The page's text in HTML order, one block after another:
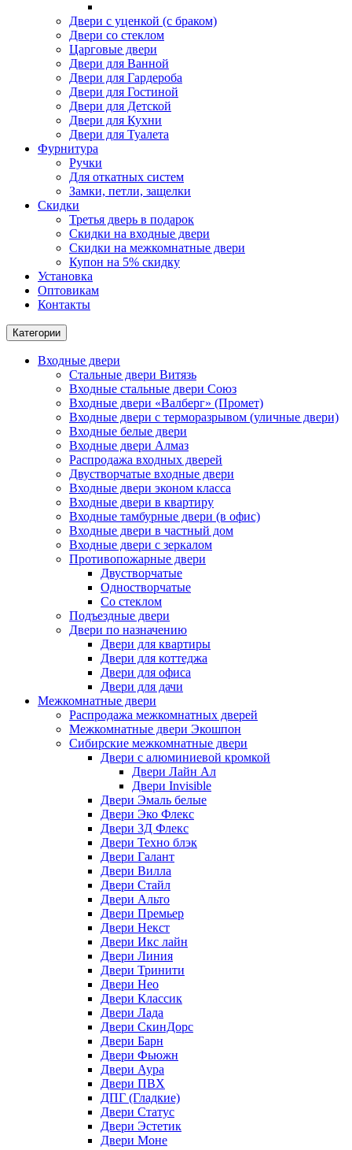
Двери с уценкой (с браком)
Двери со стеклом
Царговые двери
Двери для Ванной
Двери для Гардероба
Двери для Гостиной
Двери для Детской
Двери для Кухни
Двери для Туалета
Фурнитура
Ручки
Для откатных систем
Замки, петли, защелки
Скидки
Третья дверь в подарок
Скидки на входные двери
Скидки на межкомнатные двери
Купон на 5% скидку
Установка
Оптовикам
Контакты
Категории
Входные двери
Стальные двери Витязь
Входные стальные двери Союз
Входные двери «Валберг» (Промет)
Входные двери с терморазрывом (уличные двери)
Входные белые двери
Входные двери Алмаз
Распродажа входных дверей
Двустворчатые входные двери
Входные двери эконом класса
Входные двери в квартиру
Входные тамбурные двери (в офис)
Входные двери в частный дом
Входные двери с зеркалом
Противопожарные двери
Двустворчатые
Одностворчатые
Со стеклом
Подъездные двери
Двери по назначению
Двери для квартиры
Двери для коттеджа
Двери для офиса
Двери для дачи
Межкомнатные двери
Распродажа межкомнатных дверей
Межкомнатные двери Экошпон
Сибирские межкомнатные двери
Двери с алюминиевой кромкой
Двери Лайн Ал
Двери Invisible
Двери Эмаль белые
Двери Эко Флекс
Двери 3Д Флекс
Двери Техно блэк
Двери Галант
Двери Вилла
Двери Стайл
Двери Альто
Двери Премьер
Двери Некст
Двери Икс лайн
Двери Линия
Двери Тринити
Двери Нео
Двери Классик
Двери Лада
Двери СкинДорс
Двери Барн
Двери Фьюжн
Двери Аура
Двери ПВХ
ДПГ (Гладкие)
Двери Статус
Двери Эстетик
Двери Моне